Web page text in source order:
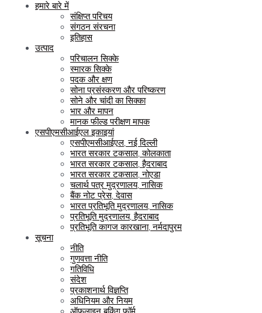
हमारे बारे में
संक्षिप्त परिचय
संगठन संरचना
इतिहास
उत्पाद
परिचालन सिक्के
स्मारक सिक्के
पदक और क्षण
सोना प्रसंस्करण और परिष्करण
सोने और चांदी का सिक्का
भार और मापन
मानक फील्ड परीक्षण मापक
एसपीएमसीआईएल इकाइयां
एसपीएमसीआईएल, नई दिल्ली
भारत सरकार टकसाल, कोलकाता
भारत सरकार टकसाल, हैदराबाद
भारत सरकार टकसाल, नोएडा
चलार्थ पत्र मुद्रणालय, नासिक
बैंक नोट प्रेस, देवास
भारत प्रतिभूति मुद्रणालय, नासिक
प्रतिभूति मुद्रणालय, हैदराबाद
प्रतिभूति कागज कारखाना, नर्मदापुरम
सूचना
नीति
गुणवत्ता नीति
गतिविधि
संदेश
प्रकाशनार्थ विज्ञप्ति
अधिनियम और नियम
ऑफलाइन बुकिंग फॉर्म